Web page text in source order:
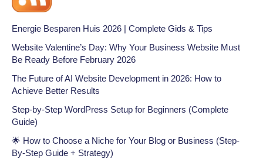
Energie Besparen Huis 2026 | Complete Gids & Tips
Website Valentine’s Day: Why Your Business Website Must
Be Ready Before February 2026
The Future of AI Website Development in 2026: How to
Achieve Better Results
Step-by-Step WordPress Setup for Beginners (Complete
Guide)
🌟 How to Choose a Niche for Your Blog or Business (Step-
By-Step Guide + Strategy)